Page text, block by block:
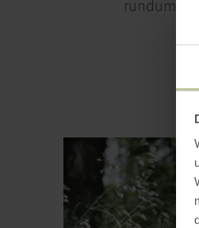
rundum